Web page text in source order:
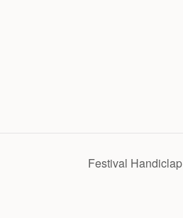
Festival Handiclap